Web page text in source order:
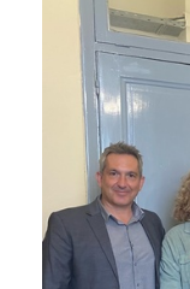
2015
2013
2012
2011
2010
2006